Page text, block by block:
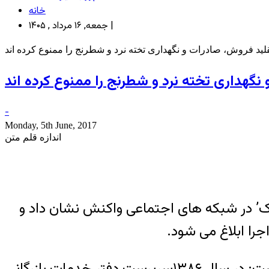
خانه
جمعه, ۱۶ مرداد , ۱۴۰۵ |
فروش، صادرات و نگهداری تخته نرد و شطرنج را ممنوع کرده اند
تخته نرد و شطرنج را ممنوع کرده اند
-
Monday, 5th June, 2017
اندازه قلم متن
در شبکه های اجتماعی واکنش نشان داد و
ابلاغ می شود.